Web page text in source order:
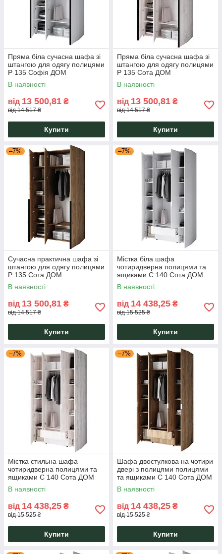
Пряма біла сучасна шафа зі
штангою для одягу полицями
Р 135 Софія ДОМ
1341х500х2400 Білий ДСП
В наявності
від 13 500,81 ₴
від 14 517 ₴
Купити
Пряма біла сучасна шафа зі
штангою для одягу полицями
Р 135 Сота ДОМ
1341х500х2400 Крафт Білий
ДСП
В наявності
від 13 500,81 ₴
від 14 517 ₴
Купити
–7%
Сучасна практична шафа зі
штангою для одягу полицями
Р 135 Сота ДОМ
1341х500х2400 Крафт
Золотий ДСП
В наявності
від 13 500,81 ₴
від 14 517 ₴
Купити
–7%
Містка біла шафа
чотиридверна полицями та
ящиками C 140 Сота ДОМ
1382х500х2400 Білий ДСП
В наявності
від 14 438,25 ₴
від 15 525 ₴
Купити
–7%
Містка стильна шафа
чотиридверна полицями та
ящиками C 140 Сота ДОМ
1382х500х2400 Крафт Білий
ДСП
В наявності
від 14 438,25 ₴
від 15 525 ₴
Купити
–7%
Шафа двостулкова на чотири
двері з полицями полицями
та ящиками С 140 Сота ДОМ
1382х500х2400 Крафт
Золотий ДСП
В наявності
від 14 438,25 ₴
від 15 525 ₴
Купити